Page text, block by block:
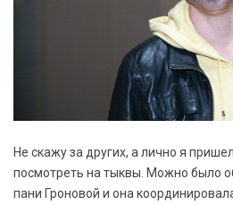
Не скажу за других, а лично я
посмотреть на тыквы. Можно было
пани Гроновой и она